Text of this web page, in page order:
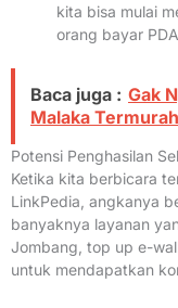
kita bisa mulai
orang bayar
Baca juga : Gak
Malaka Termurah
Potensi Penghasilan
Ketika kita berbicara
LinkPedia, angkanya
banyaknya layanan
Jombang, top up e-
untuk mendapatkan